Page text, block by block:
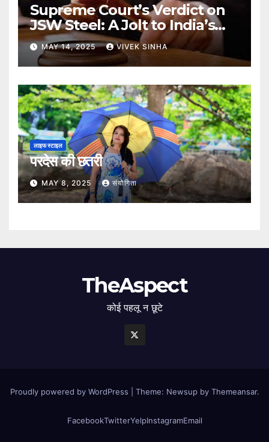
Supreme Court’s Verdict on
JSW Steel: A Jolt to India’s
Insolvency Framework
MAY 14, 2025 VIVEK SINHA
लाइफ स्टाइल
परदेस की छतरी
MAY 8, 2025 संयोगिता
TheAspect
कोई पहलू न छूटे
Proudly powered by WordPress Theme: Newsup by Themeansar.
FacebookTwitterYelpInstagramEmail